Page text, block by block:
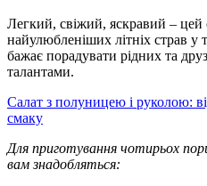
Легкий, свіжий, яскравий – цей
найулюбленіших літніх страв у
бажає порадувати рідних та
талантами.
Салат з полуницею і руколою:
смаку
Для приготування чотирьох
вам знадобляться: